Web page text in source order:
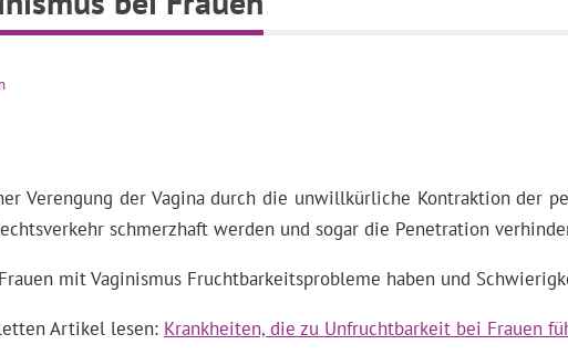
Verengung der Vagina durch die unwillkürliche Kontraktion der
schmerzhaft werden und sogar die Penetration
mit Vaginismus Fruchtbarkeitsprobleme haben und
Artikel lesen: Krankheiten, die zu Unfruchtbarkeit bei Frauen